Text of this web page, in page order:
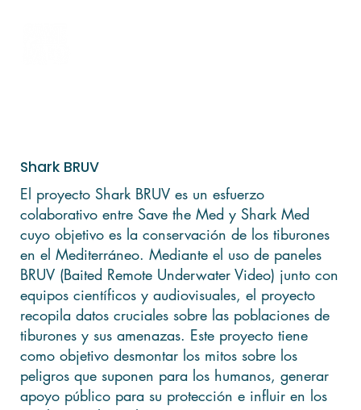
Shark BRUV
El proyecto Shark BRUV es un esfuerzo
colaborativo entre Save the Med y Shark Med
cuyo objetivo es la conservación de los tiburones
en el Mediterráneo. Mediante el uso de paneles
BRUV (Baited Remote Underwater Video) junto con
equipos científicos y audiovisuales, el proyecto
recopila datos cruciales sobre las poblaciones de
tiburones y sus amenazas. Este proyecto tiene
como objetivo desmontar los mitos sobre los
peligros que suponen para los humanos, generar
apoyo público para su protección e influir en los